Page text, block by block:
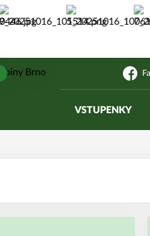
VSTUPENKY